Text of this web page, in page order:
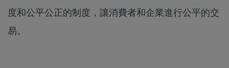
度和公平公正的制度，讓消費者和企業進行公平的交
易。